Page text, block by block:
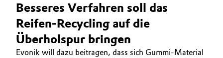
Plastics & Rubber
Pulp, Paper & Packaging
Besseres Verfahren soll das
Reifen-Recycling auf die
Überholspur bringen
Evonik will dazu beitragen, dass sich Gummi-Material